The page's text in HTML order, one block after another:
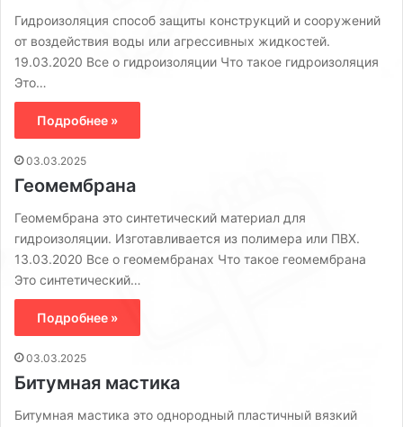
Гидроизоляция способ защиты конструкций и сооружений
от воздействия воды или агрессивных жидкостей.
19.03.2020 Все о гидроизоляции Что такое гидроизоляция
Это…
Подробнее »
03.03.2025
Геомембрана
Геомембрана это синтетический материал для
гидроизоляции. Изготавливается из полимера или ПВХ.
13.03.2020 Все о геомембранах Что такое геомембрана
Это синтетический…
Подробнее »
03.03.2025
Битумная мастика
Битумная мастика это однородный пластичный вязкий